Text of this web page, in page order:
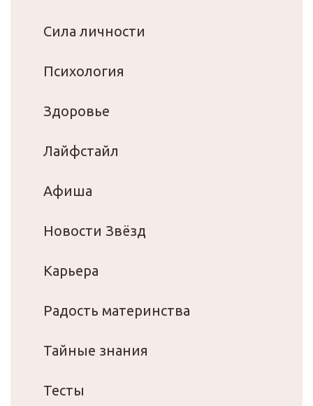
Сила личности
Психология
Здоровье
Лайфстайл
Афиша
Новости Звёзд
Карьера
Радость материнства
Тайные знания
Тесты